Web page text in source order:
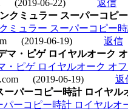
(2019-06-22)
返信
クミュラー スーパーコピ
ミュラー スーパーコピー
(2019-06-19)
返信
マ・ピゲ ロイヤルオーク
・ピゲ ロイヤルオーク オ
(2019-06-19)
返
パーコピー時計 ロイヤル
ーコピー時計 ロイヤルオ